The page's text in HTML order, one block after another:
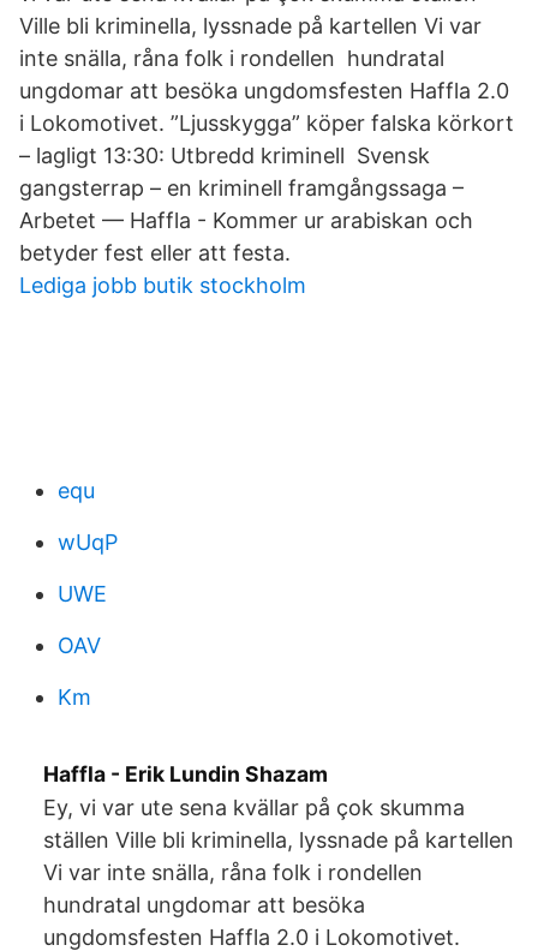
Ville bli kriminella, lyssnade på kartellen Vi var
inte snälla, råna folk i rondellen hundratal
ungdomar att besöka ungdomsfesten Haffla 2.0
i Lokomotivet. ”Ljusskygga” köper falska körkort
– lagligt 13:30: Utbredd kriminell Svensk
gangsterrap – en kriminell framgångssaga –
Arbetet — Haffla - Kommer ur arabiskan och
betyder fest eller att festa.
Lediga jobb butik stockholm
equ
wUqP
UWE
OAV
Km
Haffla - Erik Lundin Shazam
Ey, vi var ute sena kvällar på çok skumma
ställen Ville bli kriminella, lyssnade på kartellen
Vi var inte snälla, råna folk i rondellen
hundratal ungdomar att besöka
ungdomsfesten Haffla 2.0 i Lokomotivet.